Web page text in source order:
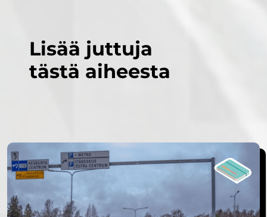
Lisää juttuja
tästä aiheesta